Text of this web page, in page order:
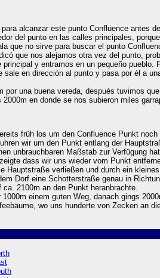
alcanzar este punto Confluence antes
del punto en las calles principales,
que no sirve para buscar el punto
que nos alejamos otra vez del punto,
y entramos en un pequeño pueblo.
sale en dirección al punto y pasa por él a
por una buena vereda, después tuvimos
en donde se nos subieron miles
früh los um den Confluence Punkt
wir um den Punkt entlang der
unbrauchbaren Maßstab zur Verfügung
dass wir uns wieder vom Punkt
Hauptstraße verließen und durch ein
Dorf eine Schotterstraße genau in
2100m an den Punkt heranbrachte.
1000m einem guten Weg, danach gings
wo uns hunderte von Zecken an